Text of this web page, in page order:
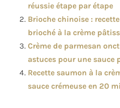
réussie étape par étape
Brioche chinoise :
brioché à la crème
Crème de parmesan
astuces pour une sauce
Recette saumon à la
sauce crémeuse en 20